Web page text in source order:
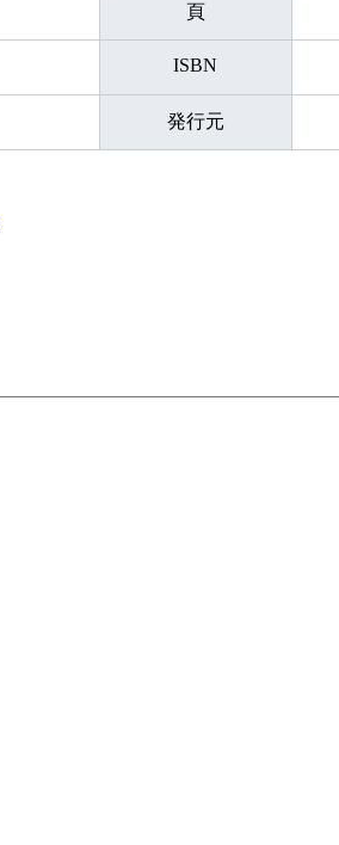
頁
ISBN
発行元